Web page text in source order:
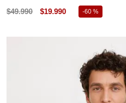
$49.990 $19.990 -60 %